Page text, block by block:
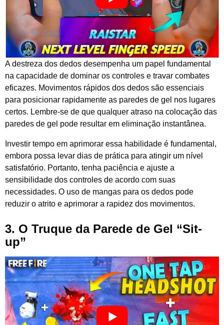
A destreza dos dedos desempenha um papel fundamental
na capacidade de dominar os controles e travar combates
eficazes. Movimentos rápidos dos dedos são essenciais
para posicionar rapidamente as paredes de gel nos lugares
certos. Lembre-se de que qualquer atraso na colocação das
paredes de gel pode resultar em eliminação instantânea.
Investir tempo em aprimorar essa habilidade é fundamental,
embora possa levar dias de prática para atingir um nível
satisfatório. Portanto, tenha paciência e ajuste a
sensibilidade dos controles de acordo com suas
necessidades. O uso de mangas para os dedos pode
reduzir o atrito e aprimorar a rapidez dos movimentos.
3. O Truque da Parede de Gel “Sit-
up”